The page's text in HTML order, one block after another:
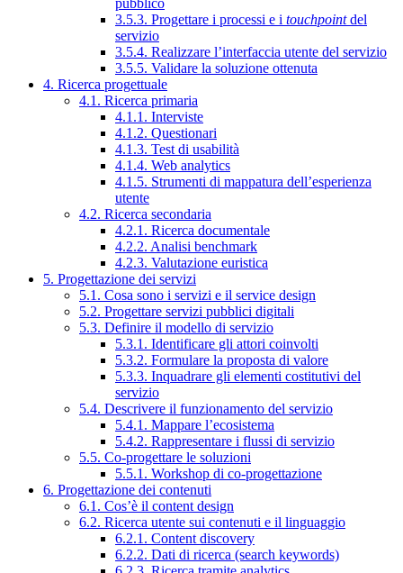
pubblico
3.5.3. Progettare i processi e i touchpointdel
servizio
3.5.4. Realizzare l’interfaccia utente del servizio
3.5.5. Validare la soluzione ottenuta
4. Ricerca progettuale
4.1. Ricerca primaria
4.1.1. Interviste
4.1.2. Questionari
4.1.3. Test di usabilità
4.1.4. Web analytics
4.1.5. Strumenti di mappatura dell’esperienza
utente
4.2. Ricerca secondaria
4.2.1. Ricerca documentale
4.2.2. Analisi benchmark
4.2.3. Valutazione euristica
5. Progettazione dei servizi
5.1. Cosa sono i servizi e il service design
5.2. Progettare servizi pubblici digitali
5.3. Definire il modello di servizio
5.3.1. Identificare gli attori coinvolti
5.3.2. Formulare la proposta di valore
5.3.3. Inquadrare gli elementi costitutivi del
servizio
5.4. Descrivere il funzionamento del servizio
5.4.1. Mappare l’ecosistema
5.4.2. Rappresentare i flussi di servizio
5.5. Co-progettare le soluzioni
5.5.1. Workshop di co-progettazione
6. Progettazione dei contenuti
6.1. Cos’è il content design
6.2. Ricerca utente sui contenuti e il linguaggio
6.2.1. Content discovery
6.2.2. Dati di ricerca (search keywords)